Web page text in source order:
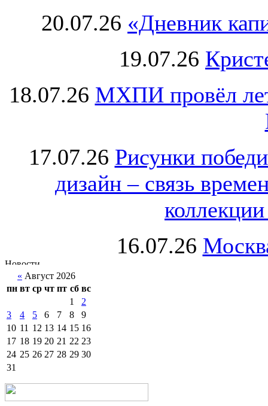
20.07.26 «Дневник
19.07.26
18.07.26 МХПИ провёл
17.07.26 Рисунки
дизайн – связь
16.07.26
« Август 2026
пн вт ср чт пт сб вс
1
2
3
4 5 6 7 8
9
10 11 12 13 14 15 16
17 18 19 20 21 22 23
24 25 26 27 28 29 30
31